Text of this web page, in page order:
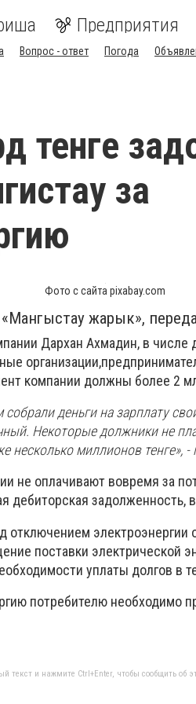
Предприятия
Вопрос - ответ Погода
тенге
за
Фото с сайта pixabay.com
жарык»,
Дархан Ахмадин, в числе
компании должны более 2
собрали деньги на зарплату
Некоторые должники не
несколько миллионов тенге»,
не оплачивают вовремя за
дебиторская
отключением электроэнергии
поставки электрической
уплаты долгов в
потребителю необходимо
текст и нажмите Ctrl+Enter, чтобы сообщить об